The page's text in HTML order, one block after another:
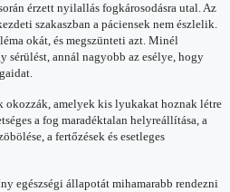
érzett nyilallás fogkárosodásra utal. Az
szakaszban a páciensek nem észlelik.
okát, és megszünteti azt. Minél
sérülést, annál nagyobb az esélye, hogy
okozzák, amelyek kis lyukakat hoznak létre
a fog maradéktalan helyreállítása, a
a fertőzések és esetleges
egészségi állapotát mihamarabb rendezni